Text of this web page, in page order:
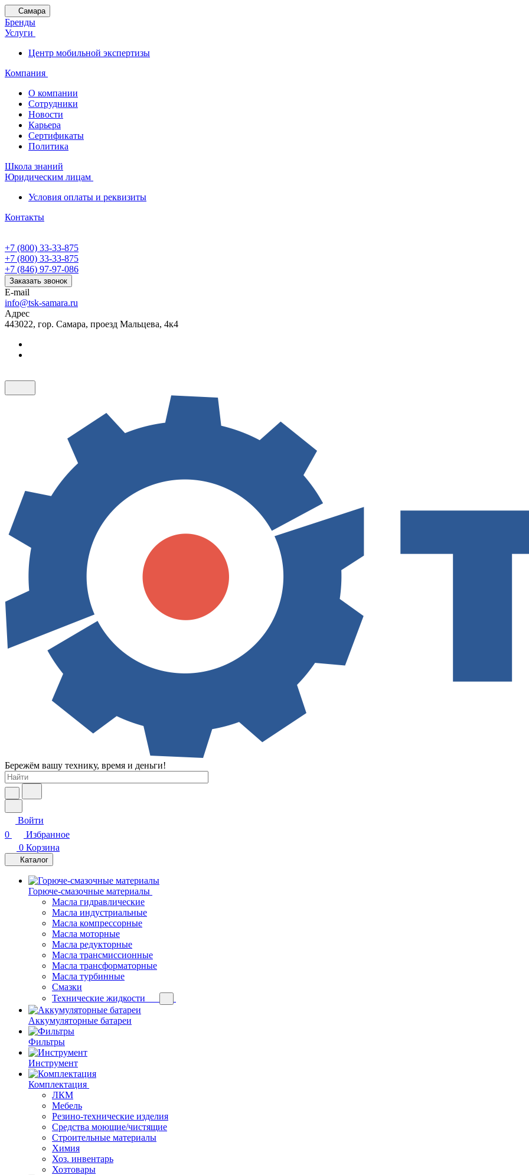
Самара
Бренды
Услуги
Центр мобильной экспертизы
Компания
О компании
Сотрудники
Новости
Карьера
Сертификаты
Политика
Школа знаний
Юридическим лицам
Условия оплаты и реквизиты
Контакты
+7 (800) 33-33-875
+7 (800) 33-33-875
+7 (846) 97-97-086
Заказать звонок
E-mail
info@tsk-samara.ru
Адрес
443022, гор. Самара, проезд Мальцева, 4к4
Бережём вашу технику, время и деньги!
Войти
0
Избранное
0 Корзина
Каталог
Горюче-смазочные материалы
Масла гидравлические
Масла индустриальные
Масла компрессорные
Масла моторные
Масла редукторные
Масла трансмиссионные
Масла трансформаторные
Масла турбинные
Смазки
Технические жидкости
Аккумуляторные батареи
Фильтры
Инструмент
Комплектация
ЛКМ
Мебель
Резино-технические изделия
Средства моющие/чистящие
Строительные материалы
Химия
Хоз. инвентарь
Хозтовары